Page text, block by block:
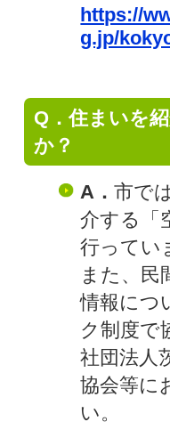
https://
g.jp/
Q．住まいを
か？
A．市で
介する「
行ってい
また、民
情報につ
ク制度で
社団法人
協会等に
い。